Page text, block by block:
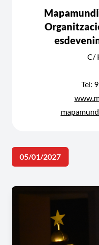
C/
Tel:
05/01/2027